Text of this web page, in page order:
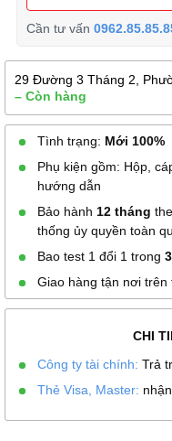
Cần tư vấn
29 Đường 3 Tháng 2,
– Còn hàng
Tình trạng: Mới 100%
Phụ kiện gồm: Hộp,
hướng dẫn
Bảo hành 12 tháng
thống ủy quyền toàn
Bao test 1 đổi 1 trong
Giao hàng tận nơi trên
CHI
Công ty tài chính: Trả
Thẻ Visa, Master: